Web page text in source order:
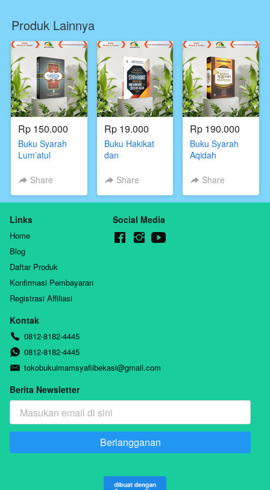
Produk Lainnya
Rp 150.000
Buku Syarah
Lum’atul
Muhammad bin
Utsaimin,Darul
Share
Rp 19.000
Buku Hakikat
dan
syahadat
Muhammad
Allah,Darul
haq,Syaikh
Abdul Aziz bin
Share
Rp 190.000
Buku Syarah
Aqidah
Islam Ibnu
Haq
Share
Links
Home
Blog
Daftar Produk
Konfirmasi Pembayaran
Registrasi Affiliasi
Social Media
Kontak
0812-8182-4445
0812-8182-4445
tokobukuimamsyafiibekasi@gmail.com
Berita Newsletter
`Berlangganan